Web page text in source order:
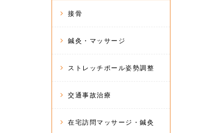
接骨
鍼灸・マッサージ
ストレッチポール姿勢調整
交通事故治療
在宅訪問マッサージ・鍼灸